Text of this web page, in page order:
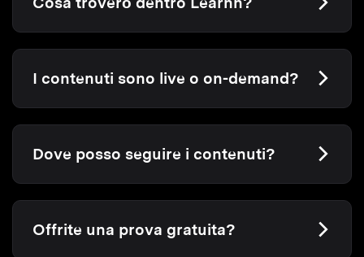
I contenuti sono live o on-demand?
Dove posso seguire i contenuti?
Offrite una prova gratuita?